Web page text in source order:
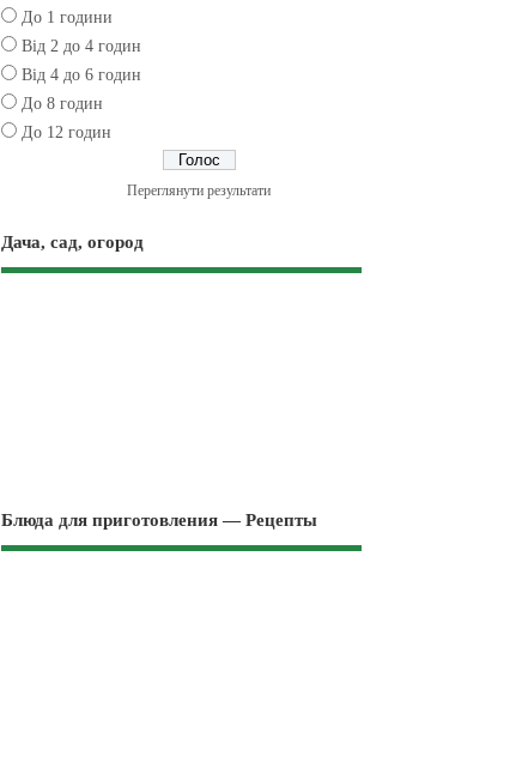
До 1 години
Від 2 до 4 годин
Від 4 до 6 годин
До 8 годин
До 12 годин
Переглянути результати
Дача, сад, огород
Блюда для приготовления — Рецепты